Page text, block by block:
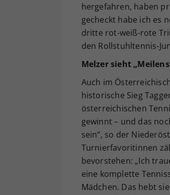
hergefahren, haben
gecheckt habe ich es
dritte rot-weiß-rote
den Rollstuhltennis-
Melzer sieht
Auch im
historische Sieg
österreichischen
gewinnt – und das
sein“, so der
Turnierfavoritinnen
bevorstehen: „Ich
eine komplette
Mädchen. Das hebt